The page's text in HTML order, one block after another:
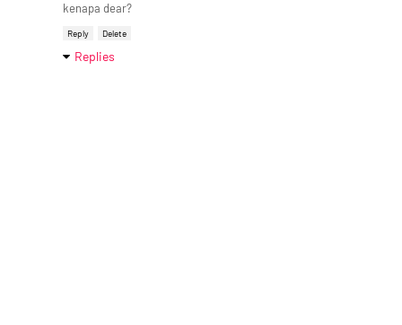
kenapa dear?
Reply Delete
Replies